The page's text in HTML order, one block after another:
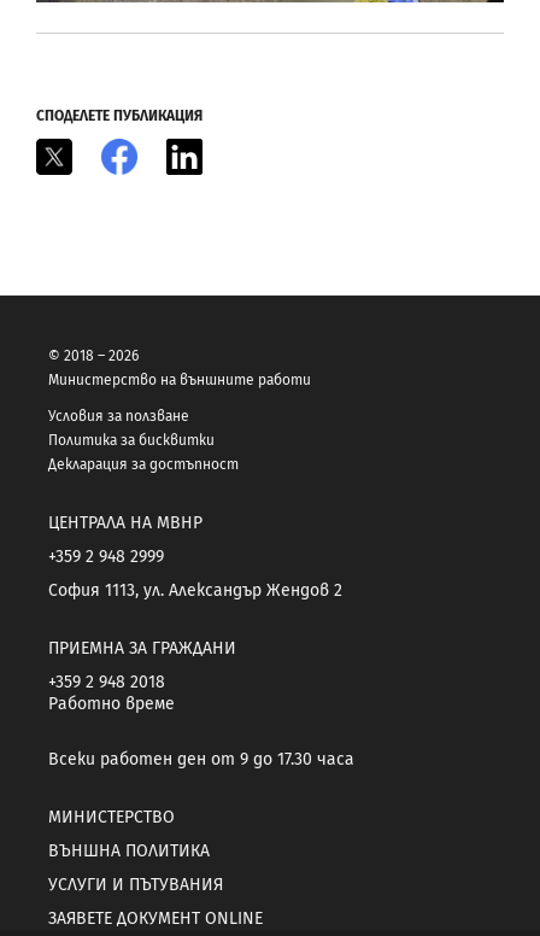
СПОДЕЛЕТЕ ПУБЛИКАЦИЯ
Facebook
© 2018 – 2026
Министерство на външните работи
Условия за ползване
Политика за бисквитки
Декларация за достъпност
ЦЕНТРАЛА НА МВНР
+359 2 948 2999
София 1113, ул. Александър Жендов 2
ПРИЕМНА ЗА ГРАЖДАНИ
+359 2 948 2018
Работно време
Всеки работен ден от 9 до 17.30 часа
МИНИСТЕРСТВО
ВЪНШНА ПОЛИТИКА
УСЛУГИ И ПЪТУВАНИЯ
ЗАЯВЕТЕ ДОКУМЕНТ ONLINE